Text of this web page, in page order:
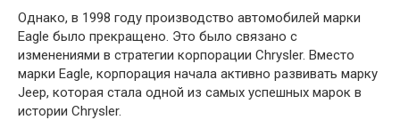
Однако, в 1998 году производство автомобилей марки
Eagle было прекращено. Это было связано с
изменениями в стратегии корпорации Chrysler. Вместо
марки Eagle, корпорация начала активно развивать марку
Jeep, которая стала одной из самых успешных марок в
истории Chrysler.